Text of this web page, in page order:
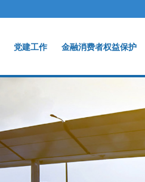
党建工作 金融消费者权益保护